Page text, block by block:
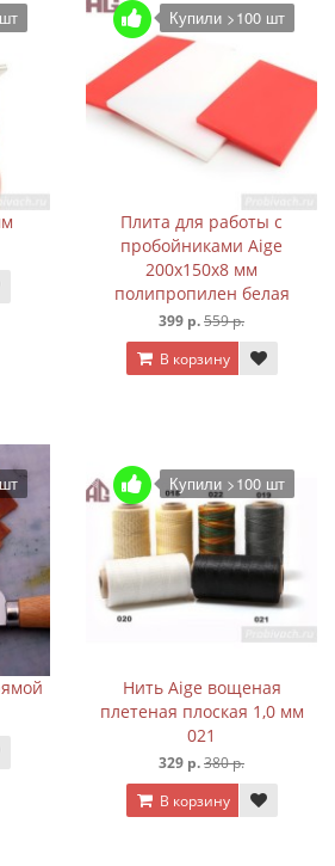
Купили >100 шт
Плита для работы с
пробойниками Aige
200х150х8 мм
полипропилен белая
399 р.559 р.
В корзину
Купили >100 шт
Нить Aige вощеная
плетеная плоская 1,0 мм
021
329 р.380 р.
В корзину